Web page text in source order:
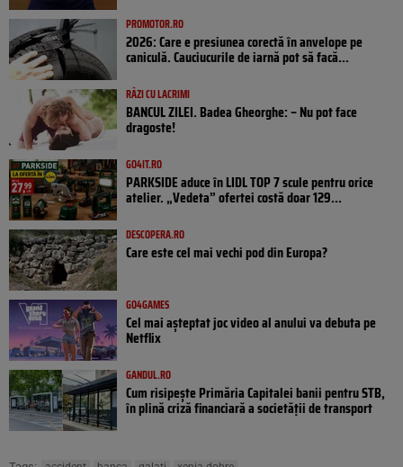
PROMOTOR.RO
2026: Care e presiunea corectă în anvelope pe
caniculă. Cauciucurile de iarnă pot să facă...
RÂZI CU LACRIMI
BANCUL ZILEI. Badea Gheorghe: – Nu pot face
dragoste!
GO4IT.RO
PARKSIDE aduce în LIDL TOP 7 scule pentru orice
atelier. „Vedeta” ofertei costă doar 129...
DESCOPERA.RO
Care este cel mai vechi pod din Europa?
GO4GAMES
Cel mai așteptat joc video al anului va debuta pe
Netflix
GANDUL.RO
Cum risipește Primăria Capitalei banii pentru STB,
în plină criză financiară a societății de transport